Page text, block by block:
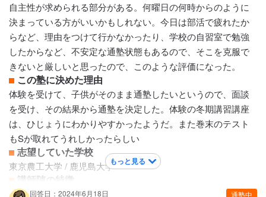
けでは3年は足りない。また自分のペースでしっかりできる子
むけ。講義のカリキュラムは、時間数がきまっているので、A
講座から、終わったらB講座と2つの講座を受講したり、幅広
い選択はできる。
保護者への連絡手段
電話連絡 / メール連絡
アクセス・周りの環境
駅から近くすぐ側にコンビニもあって便利
自主性が求められる部分がある。何曜日の何時からのように
決まっている方がいいかもしれない。今日は部活で疲れたか
らなど、理由をつけて行かなかったり、学校の自習室で勉強
したからなど、不安定な通塾状態もあるので、そこを克服で
きないと厳しいと思ったので、このような評価になった。
この塾に決めた理由
体験を受けて、子供がそのまま通塾したいというので、面談
を受け、その結果から通塾を決定した。体験の冬期講習講座
は、ひじょうにわかりやすかったようだ。また巻末のテスト
もSが取れてうれしかったらしい
志望していた学校
東京農工大学 / 鹿児島大学
講師陣の特徴
プロ講師の講座の映像授業なので、非常にわかりやすいらし
もっと見る
通塾中
回答日：2024年6月18日